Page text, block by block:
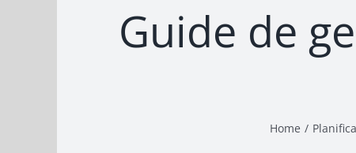
Guide de
Home